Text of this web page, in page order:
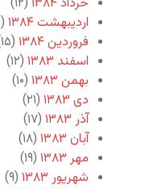
اردیبهشت ۱۳۸۴
(۱۴)
فروردین ۱۳۸۴
(۱۵)
اسفند ۱۳۸۳
(۱۲)
بهمن ۱۳۸۳
(۱۰)
دی ۱۳۸۳
(۲۱)
آذر ۱۳۸۳
(۱۷)
آبان ۱۳۸۳
(۱۸)
مهر ۱۳۸۳
(۱۹)
شهریور ۱۳۸۳
(۹)